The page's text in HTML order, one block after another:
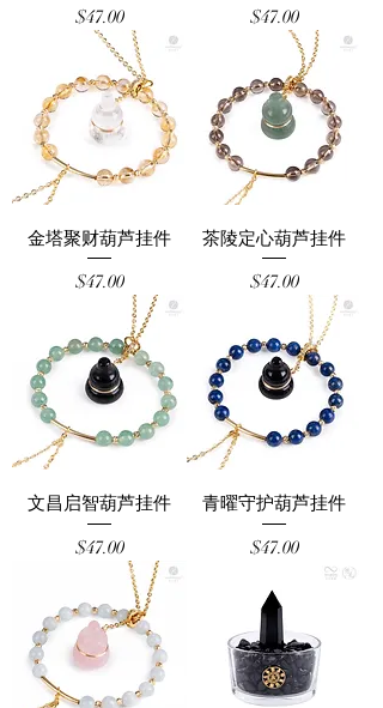
Price
$47.00 Price
$47.00
金塔聚财葫芦挂件
Price
$47.00
茶陵定心葫芦挂件
Price
$47.00
文昌启智葫芦挂件
Price
$47.00
青曜守护葫芦挂件
Price
$47.00